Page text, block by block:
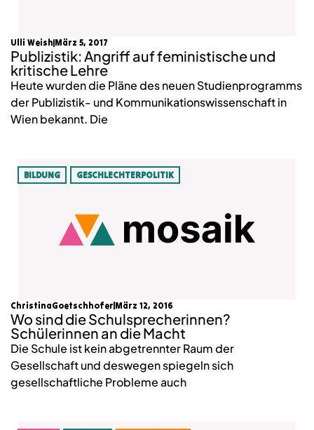
Ulli Weish März 5, 2017
Publizistik: Angriff auf feministische und
kritische Lehre
Heute wurden die Pläne des neuen Studienprogramms
der Publizistik- und Kommunikationswissenschaft in
Wien bekannt. Die
BILDUNG GESCHLECHTERPOLITIK
ChristinaGoetschhofer März 12, 2016
Wo sind die Schulsprecherinnen?
Schülerinnen an die Macht
Die Schule ist kein abgetrennter Raum der
Gesellschaft und deswegen spiegeln sich
gesellschaftliche Probleme auch